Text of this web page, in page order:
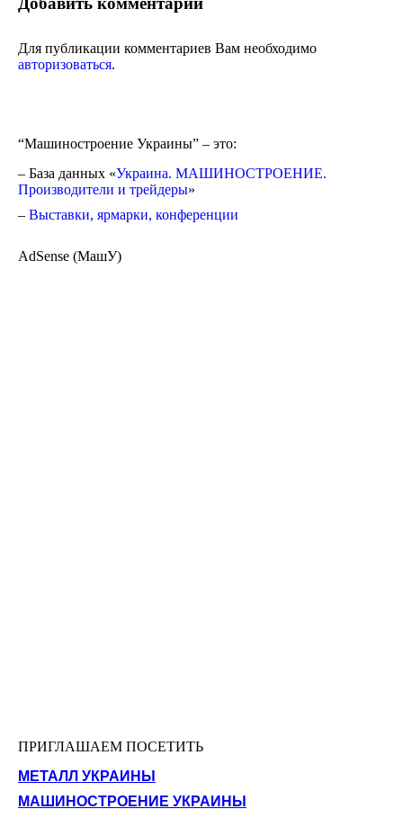
Для публикации комментариев Вам необходимо
авторизоваться.
“Машиностроение Украины” – это:
– База данных «Украина. МАШИНОСТРОЕНИЕ.
Производители и трейдеры»
– Выставки, ярмарки, конференции
AdSense (МашУ)
ПРИГЛАШАЕМ ПОСЕТИТЬ
МЕТАЛЛ УКРАИНЫ
МАШИНОСТРОЕНИЕ УКРАИНЫ